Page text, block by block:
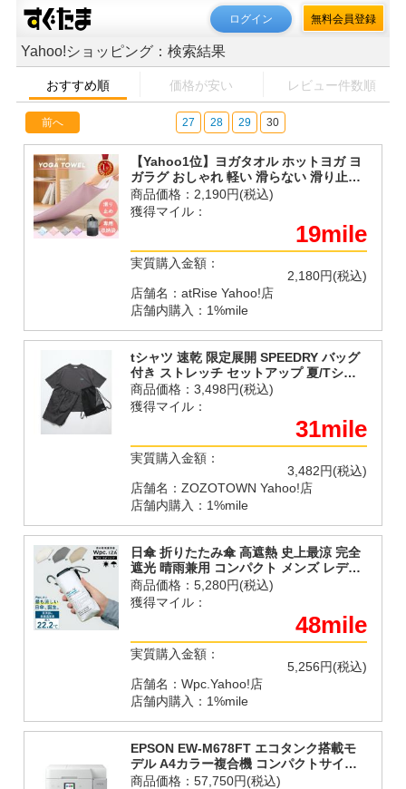
ログイン 無料会員登録
Yahoo!ショッピング：検索結果
おすすめ順 価格が安い レビュー件数順
前へ 27 28 29 30
【Yahoo1位】ヨガタオル ホットヨガ ヨ
ガラグ おしゃれ 軽い 滑らない 滑り止め
吸水性抜群 収納袋付き 洗える 吸水 速乾
軽量 大判 汚れ防止 清潔
商品価格： 2,190円(税込)
獲得マイル：
19mile
実質購入金額：
2,180円(税込)
店舗名：atRise Yahoo!店
店舗内購入：1%mile
tシャツ 速乾 限定展開 SPEEDRY バッグ
付き ストレッチ セットアップ 夏/Tシャ
ツ/ショートパンツ/３in１ /ラッシュガー
ド/速乾/UVカット/遮熱
商品価格： 3,498円(税込)
獲得マイル：
31mile
実質購入金額：
3,482円(税込)
店舗名：ZOZOTOWN Yahoo!店
店舗内購入：1%mile
日傘 折りたたみ傘 高遮熱 史上最涼 完全
遮光 晴雨兼用 コンパクト メンズ レディ
ース IZA イザ イーザ S65＋ Wpc.IZA
Type： COOL &amp; COMPACT
商品価格： 5,280円(税込)
獲得マイル：
48mile
実質購入金額：
5,256円(税込)
店舗名：Wpc.Yahoo!店
店舗内購入：1%mile
EPSON EW-M678FT エコタンク搭載モ
デル A4カラー複合機 コンパクトサイズ
無線LAN対応 ホワイト
商品価格： 57,750円(税込)